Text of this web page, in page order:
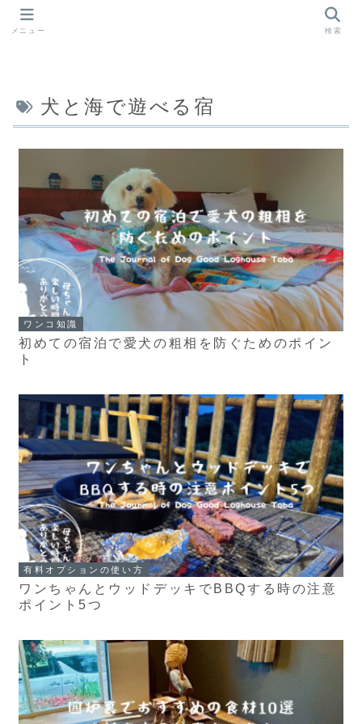
犬と海で遊べる宿
ワンコ知識
初めての宿泊で愛犬の粗相を防ぐためのポイン
ト
有料オプションの使い方
ワンちゃんとウッドデッキでBBQする時の注意
ポイント5つ
メニュー 検索